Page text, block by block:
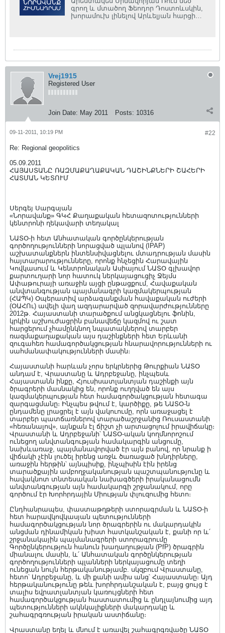
գրող և մտածող Ֆեոդոր Դոստոևսկին,
խորամուխ լինելով Արևելյան հարցի
Vrej1915
Registered User
Join Date: May 2011 Posts: 10316
#22
09-11-2011, 10:19 PM
Re: Regional geopolitics
05.09.2011
ՀԱՅԱՍՏԱՆԸ ՌԱԶՄԱՔԱՂԱՔԱԿԱՆ ԴԱՇԻՆՔՆԵՐԻ ՇԱՀԵՐԻ
ՀԱՏՄԱՆ ԿԵՏՈՒՄ
Սերգեյ Սարգսյան
«Նորավանք» ԳԿՀ Քաղաքական հետազոտությունների
կենտրոնի ղեկավարի տեղակալ
ՆԱՏՕ-ի հետ Անհատական գործընկերության
գործողությունների նորացված պլանով (IPAP)
աշխատանքներն ինտենսիվացնելու մտադրության մասին
հայտարարությունները, որոնք հնչեցին Հարավային
Կովկասում և Կենտրոնական Ասիայում ՆԱՏՕ գլխավոր
քարտուղարի նոր հատուկ ներկայացուցիչ Ջեյմս
Ափաթուրայի առաջին այցի ընթացքում, Հավաքական
անվտանգության պայմանագրի կազմակերպության
(ՀԱՊԿ) Օպերատիվ արձագանքման հավաքական ուժերի
(ՕԱՀՈւ) ավելի վաղ ազդարարված զորավարժությունները
2012թ. Հայաստանի տարածքում անցկացնելու ֆոնին,
կրկին աշխուժացրին բանավեճը կազմով ու շատ
հարցերում չհամընկնող նպատակներով տարբեր
ռազմաքաղաքական այս դաշինքների հետ Երևանի
զուգահեռ համագործակցության հնարավորությունների ու
սահմանափակությունների մասին։
Հայաստանի հարևան չորս երկրներից Թուրքիան ՆԱՏՕ
անդամ է, Վրաստանը և Ադրբեջանը, ինչպեսև
Հայաստանն ինքը, Հյուսիսատլանտյան դաշինքի այն
ծրագրերի մասնակից են, որոնք ուղղված են այս
կազմակերպության հետ համագործակցության հետագա
զարգացմանը։ Ինչպես թվում է, կարծիքը, թե ՆԱՏՕ-ն
ընդամենը լրացրել է այն վակուումը, որն առաջացել է
տարբեր պատճառներով տարածաշրջանից Ռուսաստանի
«հեռանալով», այնքան էլ ճիշտ չի արտացոլում իրավիճակը։
Վրաստանի և Ադրբեջանի՝ ՆԱՏՕ-ական կողմնորոշում
ունեցող անվտանգության համակարգին անցումը,
նախևառաջ, պայմանավորված էր այն բանով, որ նրանք ի
վիճակի չէին լուծել իրենց առջև ծառացած խնդիրները,
առաջին հերթին՝ այնպիսիք, ինչպիսին էին իրենց
տարածքային ամբողջականության պաշտպանությունը և
հավակնոտ տնտեսական նախագծերի իրականացումն
անվտանգության այն համակարգի շրջանակում, որը
գործում էր Խորհրդային Միության փլուզումից հետո։
Ընդհանրապես, փաստաթղթերի ստորագրման և ՆԱՏՕ-ի
հետ հարավկովկասյան պետությունների
համագործակցության նոր ծրագրերին ու մակարդակին
անցման դինամիկան խիստ հատկանշական է, քանի որ և՛
շրջանակային պայմանագրերի ստորագրումը
Գործընկերություն հանուն խաղաղության (PfP) ծրագրին
միանալու մասին, և՛ Անհատական գործընկերության
գործողությունների պլանների ներկայացումը տեղի
ունեցան նույն հերթականությամբ. սկզբում Վրաստանը,
հետո՝ Ադրբեջանը, և մի քանի ամիս անց՝ Հայաստանը։ Այդ
հերթականությունը թեև խորհրդանշական է, բայց ցույց է
տալիս եվրատլանտյան կառույցների հետ
համագործակցության հաստատումից և ընդլայնումից այդ
պետությունների ակնկալիքների մակարդակը և
շահագրգռության իրական աստիճանը։
Վրաստանը եղել և մնում է առավել շահագրգռվածը ՆԱՏՕ